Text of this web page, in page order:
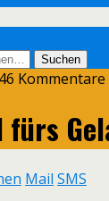
Kommentare
Mail SMS